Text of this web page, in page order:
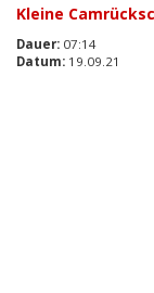
Kleine
Dauer: 07:14
Datum: 19.09.21